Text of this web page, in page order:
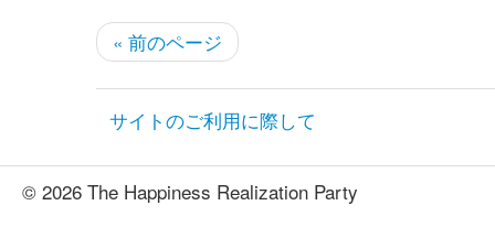
« 前のページ
サイトのご利用に際して
© 2026 The Happiness Realization Party